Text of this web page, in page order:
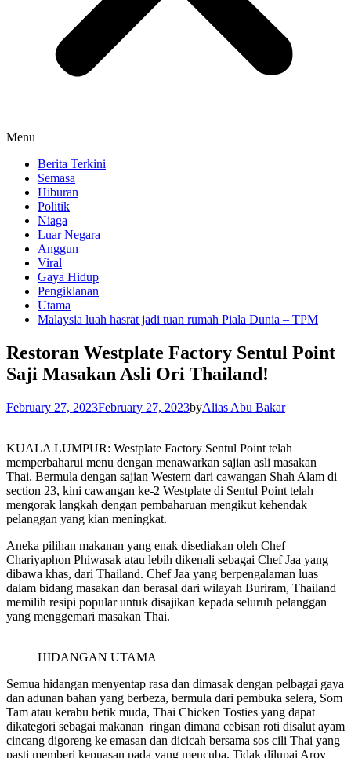
Menu
Berita Terkini
Semasa
Hiburan
Politik
Niaga
Luar Negara
Anggun
Viral
Gaya Hidup
Pengiklanan
Utama
Malaysia luah hasrat jadi tuan rumah Piala Dunia – TPM
Restoran Westplate Factory Sentul Point
Saji Masakan Asli Ori Thailand!
February 27, 2023February 27, 2023byAlias Abu Bakar
KUALA LUMPUR: Westplate Factory Sentul Point telah
memperbaharui menu dengan menawarkan sajian asli masakan
Thai. Bermula dengan sajian Western dari cawangan Shah Alam di
section 23, kini cawangan ke-2 Westplate di Sentul Point telah
mengorak langkah dengan pembaharuan mengikut kehendak
pelanggan yang kian meningkat.
Aneka pilihan makanan yang enak disediakan oleh Chef
Chariyaphon Phiwasak atau lebih dikenali sebagai Chef Jaa yang
dibawa khas, dari Thailand. Chef Jaa yang berpengalaman luas
dalam bidang masakan dan berasal dari wilayah Buriram, Thailand
memilih resipi popular untuk disajikan kepada seluruh pelanggan
yang menggemari masakan Thai.
HIDANGAN UTAMA
Semua hidangan menyentap rasa dan dimasak dengan pelbagai gaya
dan adunan bahan yang berbeza, bermula dari pembuka selera, Som
Tam atau kerabu betik muda, Thai Chicken Tosties yang dapat
dikategori sebagai makanan ringan dimana cebisan roti disalut ayam
cincang digoreng ke emasan dan dicicah bersama sos cili Thai yang
pasti memberi kepuasan pada yang mencuba. Tidak dilupai Aroy